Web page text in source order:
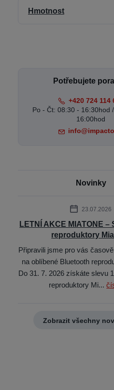
Hmotnost
Potřebujete
+420 724 114
Po - Čt: 08:30 - 16:30hod
16:00hod
Novinky
23.07.2026
LETNÍ AKCE MIATONE –
reproduktory
Připravili jsme pro vás
na oblíbené Bluetooth
Do 31. 7. 2026 získáte slevu
reproduktory Mi...
Zobrazit všechny